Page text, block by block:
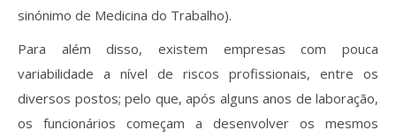
sinónimo de Medicina do Trabalho).
Para além disso, existem empresas com pouca
variabilidade a nível de riscos profissionais, entre os
diversos postos; pelo que, após alguns anos de laboração,
os funcionários começam a desenvolver os mesmos